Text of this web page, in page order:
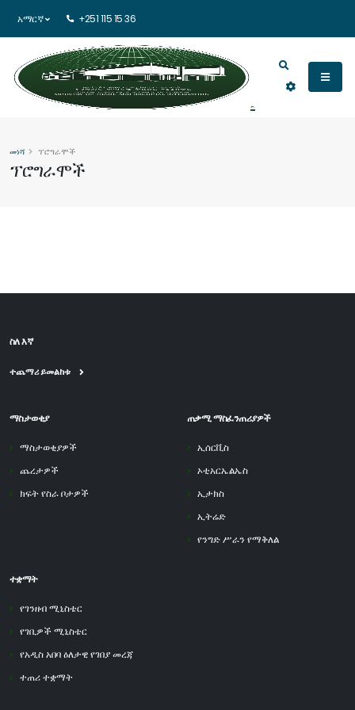
አማርኛ +251 115 15 36
ፕሮግራሞች
መነሻ ፕሮግራሞች
ስለ እኛ
ተጨማሪ ይመልከቱ
ማስታወቂያ
ማስታወቂያዎች
ጨረታዎች
ክፍት የስራ ቦታዎች
ጠቃሚ ማስፈንጠሪያዎች
ኢሰርቪስ
ኦቲአርኤልኤስ
ኢታክስ
ኢትሬድ
የንግድ ሥራን የማቅለል
ተቋማት
የገንዘብ ሚኒስቴር
የገቢዎች ሚኒስቴር
የአዲስ አበባ ዕለታዊ የገበያ መረጃ
ተጠሪ ተቋማት